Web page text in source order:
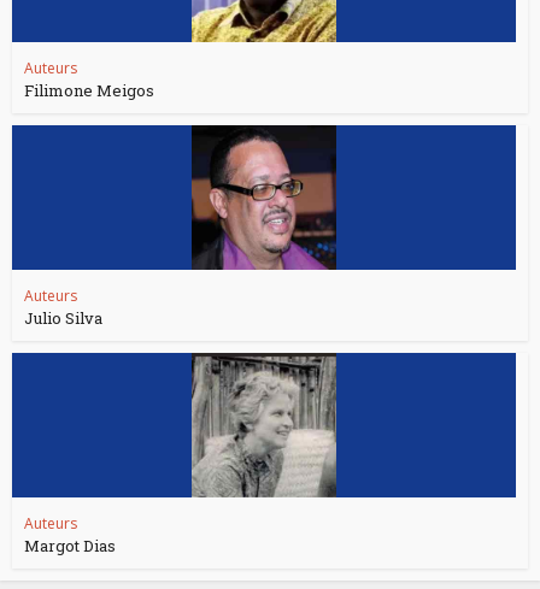
Auteurs
Filimone Meigos
Auteurs
Julio Silva
Auteurs
Margot Dias